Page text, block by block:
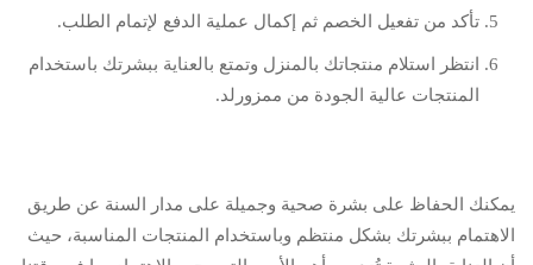
تأكد من تفعيل الخصم ثم إكمال عملية الدفع لإتمام الطلب.
انتظر استلام منتجاتك بالمنزل وتمتع بالعناية ببشرتك باستخدام
المنتجات عالية الجودة من ممزورلد.
يمكنك الحفاظ على بشرة صحية وجميلة على مدار السنة عن طريق
الاهتمام ببشرتك بشكل منتظم وباستخدام المنتجات المناسبة، حيث